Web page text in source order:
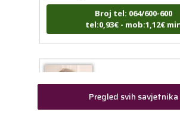
Broj tel: 064/600-600
tel:0,93€ - mob:1,12€ min
Tarot savjetnik je
Pregled svih savjetnika
Broj tel: 064/600-600
tel:0,93€ - mob:1,12€ min
AZRA
Tarot savjetnik je
visak, tarot, vidovitost, ljubavna